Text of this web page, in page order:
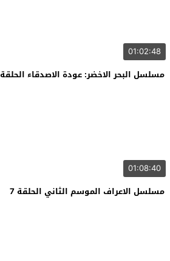
01:02:48
مسلسل البحر الاخضر: عودة الاصدقاء الحلقة 1
01:08:40
مسلسل الاعراف الموسم الثاني الحلقة 7